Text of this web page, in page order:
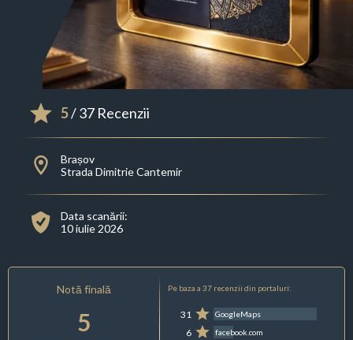
5/ 37 Recenzii
Brașov
Strada Dimitrie Cantemir
Data scanării:
10 iulie 2026
Notă finală
5
Pe baza a 37 recenzii din portaluri:
31 GoogleMaps
6 facebook.com